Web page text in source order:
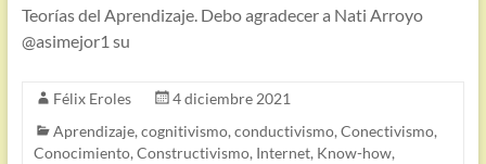
Teorías del Aprendizaje. Debo agradecer a Nati Arroyo
@asimejor1 su
Félix Eroles
4 diciembre 2021
Aprendizaje, cognitivismo, conductivismo, Conectivismo,
Conocimiento, Constructivismo, Internet, Know-how,